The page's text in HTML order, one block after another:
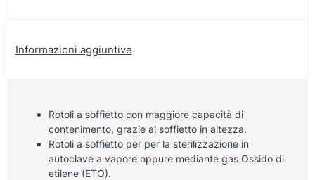
Informazioni aggiuntive
Rotoli a soffietto con maggiore capacità di
contenimento, grazie al soffietto in altezza.
Rotoli a soffietto per per la sterilizzazione in
autoclave a vapore oppure mediante gas Ossido di
etilene (ETO).